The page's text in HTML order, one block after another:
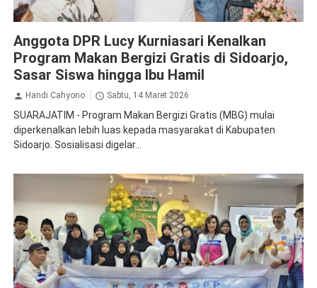
Anggota DPR Lucy Kurniasari Kenalkan
Program Makan Bergizi Gratis di Sidoarjo,
Sasar Siswa hingga Ibu Hamil
Handi Cahyono Sabtu, 14 Maret 2026
SUARAJATIM - Program Makan Bergizi Gratis (MBG) mulai
diperkenalkan lebih luas kepada masyarakat di Kabupaten
Sidoarjo. Sosialisasi digelar...